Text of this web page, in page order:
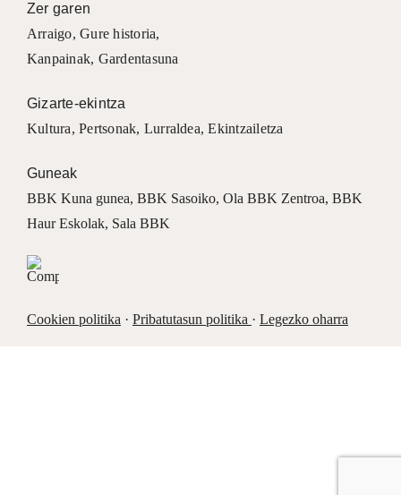
Zer garen
Arraigo,Gure historia,
Kanpainak, Gardentasuna
Gizarte-ekintza
Kultura,Pertsonak, Lurraldea,Ekintzailetza
Guneak
BBK Kuna gunea, BBK Sasoiko, Ola BBK Zentroa, BBK
Haur Eskolak, Sala BBK
Cookien politika· Pribatutasun politika · Legezko oharra